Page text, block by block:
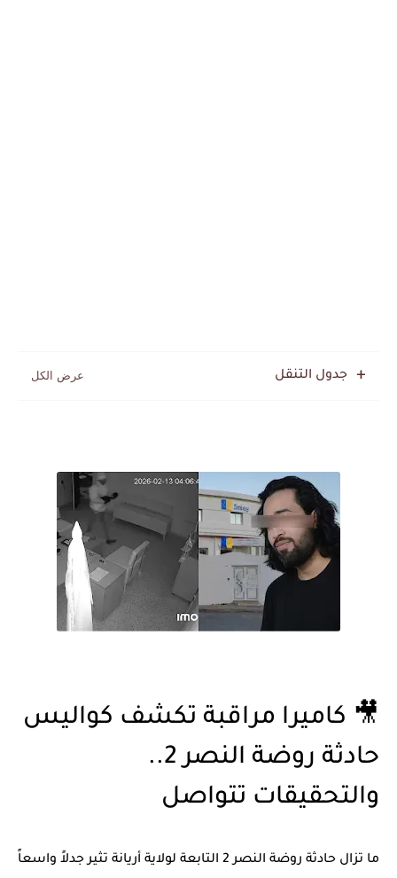
جدول التنقل
🎥 كاميرا مراقبة تكشف كواليس
حادثة روضة النصر 2..
والتحقيقات تتواصل
ما تزال حادثة روضة النصر 2
التابعة لولاية أريانة تثير جدلاً واسعاً